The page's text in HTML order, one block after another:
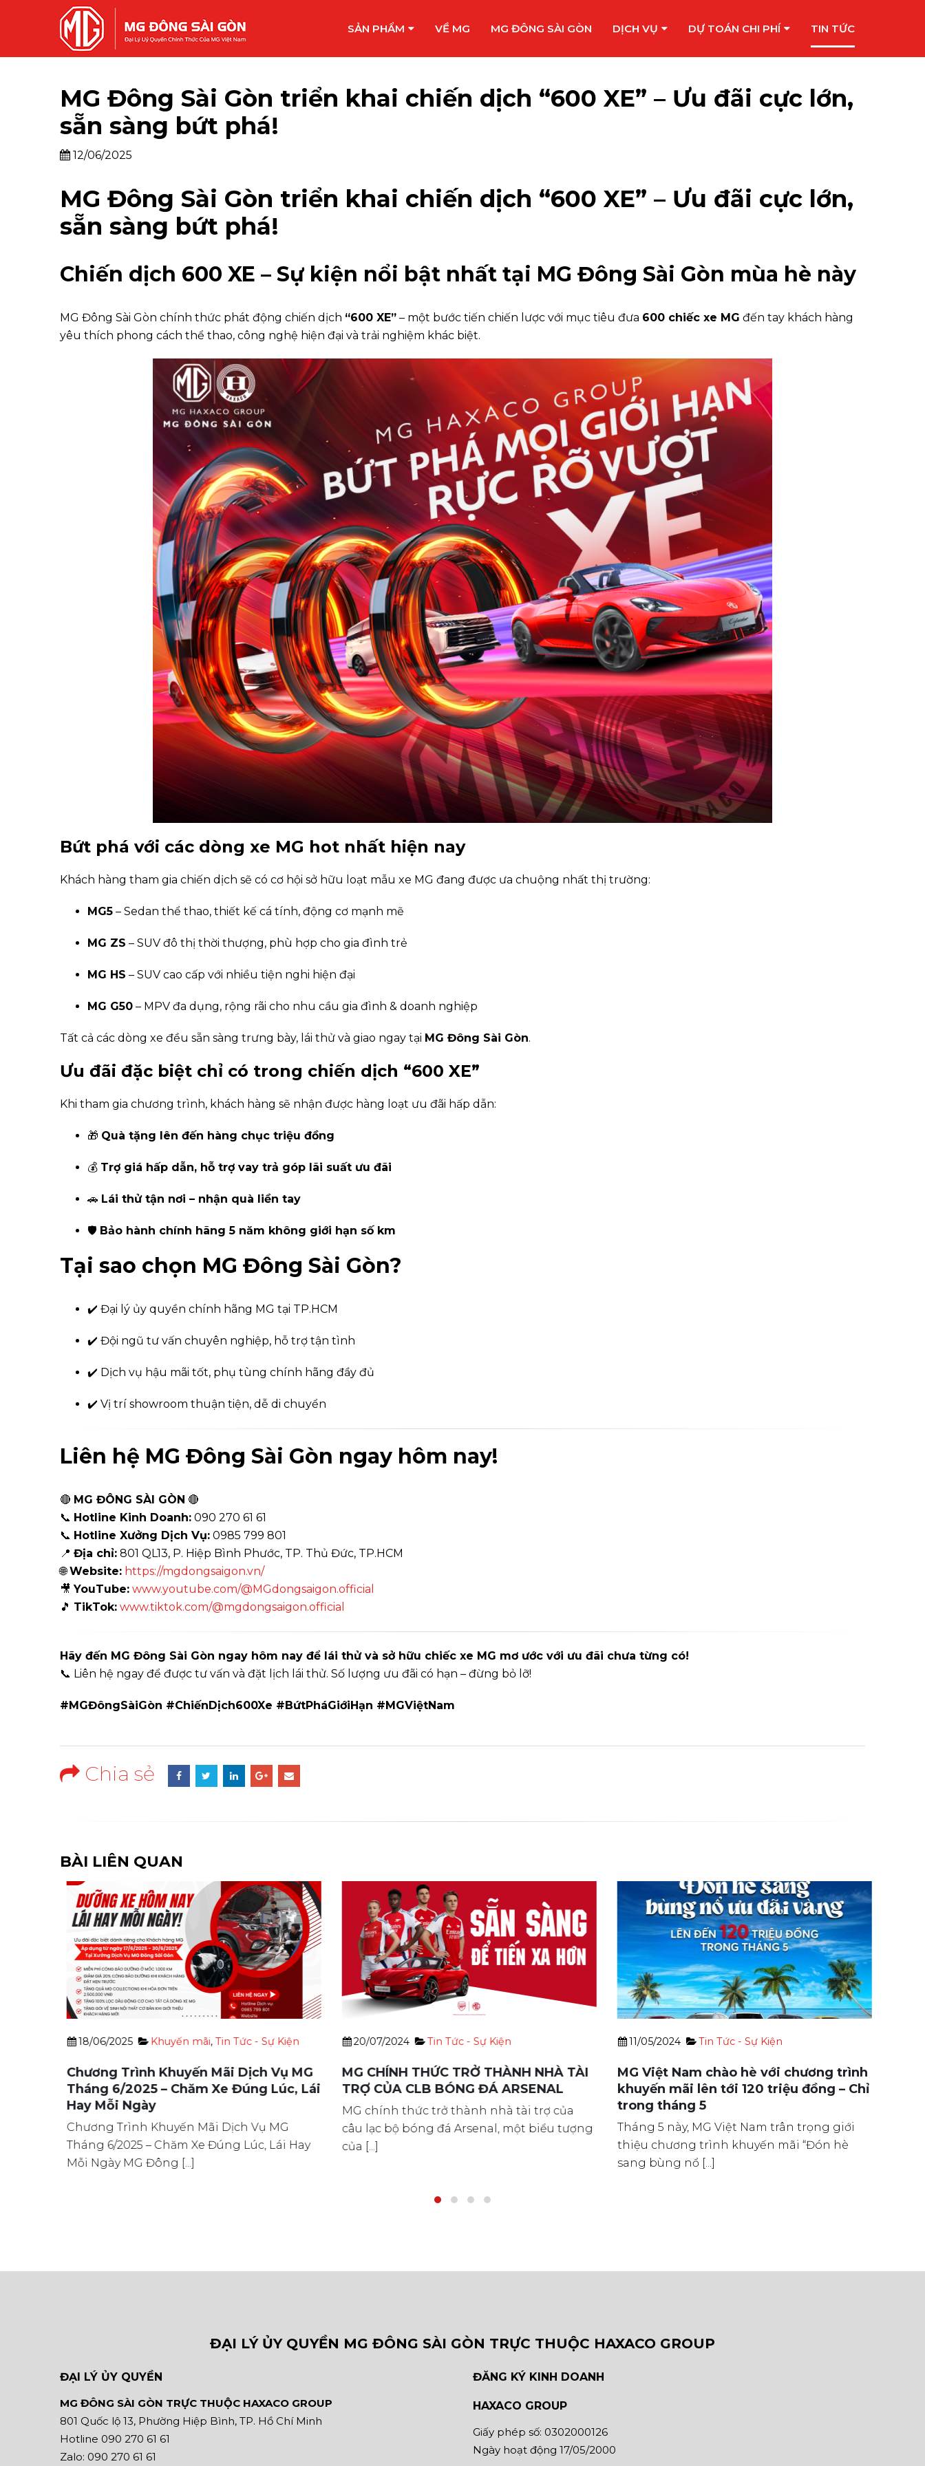
SẢN PHẨM VỀ MG MG ĐÔNG SÀI GÒN DỊCH VỤ DỰ TOÁN CHI PHÍ TIN TỨC
MG Đông Sài Gòn triển khai chiến dịch “600 XE” – Ưu đãi cực lớn,
sẵn sàng bứt phá!
12/06/2025
MG Đông Sài Gòn triển khai chiến dịch “600 XE” – Ưu đãi cực lớn,
sẵn sàng bứt phá!
Chiến dịch 600 XE – Sự kiện nổi bật nhất tại MG Đông Sài Gòn mùa hè này
MG Đông Sài Gòn chính thức phát động chiến dịch “600 XE” – một bước tiến chiến lược với mục tiêu đưa 600 chiếc xe MG đến tay khách hàng
yêu thích phong cách thể thao, công nghệ hiện đại và trải nghiệm khác biệt.
Bứt phá với các dòng xe MG hot nhất hiện nay
Khách hàng tham gia chiến dịch sẽ có cơ hội sở hữu loạt mẫu xe MG đang được ưa chuộng nhất thị trường:
MG5 – Sedan thể thao, thiết kế cá tính, động cơ mạnh mẽ
MG ZS – SUV đô thị thời thượng, phù hợp cho gia đình trẻ
MG HS – SUV cao cấp với nhiều tiện nghi hiện đại
MG G50 – MPV đa dụng, rộng rãi cho nhu cầu gia đình & doanh nghiệp
Tất cả các dòng xe đều sẵn sàng trưng bày, lái thử và giao ngay tại MG Đông Sài Gòn.
Ưu đãi đặc biệt chỉ có trong chiến dịch “600 XE”
Khi tham gia chương trình, khách hàng sẽ nhận được hàng loạt ưu đãi hấp dẫn:
🎁 Quà tặng lên đến hàng chục triệu đồng
💰 Trợ giá hấp dẫn, hỗ trợ vay trả góp lãi suất ưu đãi
🚗 Lái thử tận nơi – nhận quà liền tay
🛡️ Bảo hành chính hãng 5 năm không giới hạn số km
Tại sao chọn MG Đông Sài Gòn?
✔️ Đại lý ủy quyền chính hãng MG tại TP.HCM
✔️ Đội ngũ tư vấn chuyên nghiệp, hỗ trợ tận tình
✔️ Dịch vụ hậu mãi tốt, phụ tùng chính hãng đầy đủ
✔️ Vị trí showroom thuận tiện, dễ di chuyển
Liên hệ MG Đông Sài Gòn ngay hôm nay!
🔴 MG ĐÔNG SÀI GÒN 🔴
📞 Hotline Kinh Doanh: 090 270 61 61
📞 Hotline Xưởng Dịch Vụ: 0985 799 801
📍 Địa chỉ: 801 QL13, P. Hiệp Bình Phước, TP. Thủ Đức, TP.HCM
🌐Website: https://mgdongsaigon.vn/
🎥YouTube: www.youtube.com/@MGdongsaigon.official
🎵 TikTok: www.tiktok.com/@mgdongsaigon.official
Hãy đến MG Đông Sài Gòn ngay hôm nay để lái thử và sở hữu chiếc xe MG mơ ước với ưu đãi chưa từng có!
📞 Liên hệ ngay để được tư vấn và đặt lịch lái thử. Số lượng ưu đãi có hạn – đừng bỏ lỡ!
#MGĐôngSàiGòn #ChiếnDịch600Xe #BứtPháGiớiHạn #MGViệtNam
Chia sẻ
BÀI LIÊN QUAN
18/06/2025 Khuyến mãi,Tin Tức - Sự Kiện
Chương Trình Khuyến Mãi Dịch Vụ MG
Tháng 6/2025 – Chăm Xe Đúng Lúc, Lái
Hay Mỗi Ngày
Chương Trình Khuyến Mãi Dịch Vụ MG
Tháng 6/2025 – Chăm Xe Đúng Lúc, Lái Hay
Mỗi Ngày MG Đông [...]
20/07/2024 Tin Tức - Sự Kiện
MG CHÍNH THỨC TRỞ THÀNH NHÀ TÀI
TRỢ CỦA CLB BÓNG ĐÁ ARSENAL
MG chính thức trở thành nhà tài trợ của
câu lạc bộ bóng đá Arsenal, một biểu tượng
của [...]
11/05/2024 Tin Tức - Sự Kiện
MG Việt Nam chào hè với chương trình
khuyến mãi lên tới 120 triệu đồng – Chỉ
trong tháng 5
Tháng 5 này, MG Việt Nam trân trọng giới
thiệu chương trình khuyến mãi “Đón hè
sang bùng nổ [...]
ĐẠI LÝ ỦY QUYỀN MG ĐÔNG SÀI GÒN TRỰC THUỘC HAXACO GROUP
ĐẠI LÝ ỦY QUYỀN
MG ĐÔNG SÀI GÒN TRỰC THUỘC HAXACO GROUP
801 Quốc lộ 13, Phường Hiệp Bình, TP. Hồ Chí Minh
Hotline 090 270 61 61
Zalo: 090 270 61 61
ĐĂNG KÝ KINH DOANH
HAXACO GROUP
Giấy phép số: 0302000126
Ngày hoạt động 17/05/2000